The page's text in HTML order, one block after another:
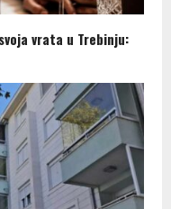
vrata u Trebinju: